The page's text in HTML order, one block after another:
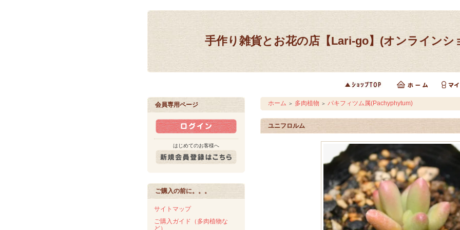
手作り雑貨とお花の店【Lari-go】(オンラインシ
会員専用ページ
はじめてのお客様へ
ご購入の前に。。。
サイトマップ
ご購入ガイド（多肉植物な
ど）
ホーム ＞ 多肉植物 ＞ パキフィツム属(Pachyphytum)
ユニフロルム